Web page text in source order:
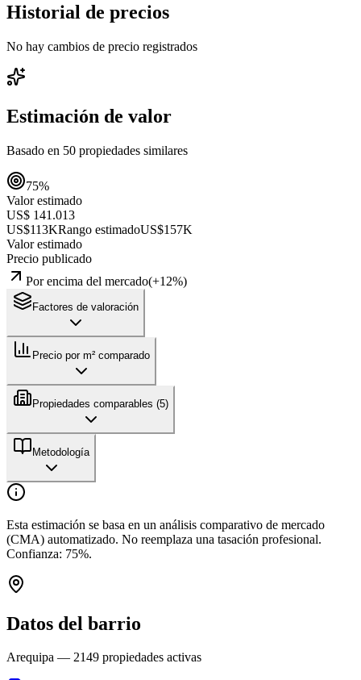
Historial de precios
No hay cambios de precio registrados
Estimación de valor
Basado en 50 propiedades similares
75%
Valor estimado
US$ 141.013
US$113KRango estimadoUS$157K
Valor estimado
Precio publicado
Por encima del mercado(+12%)
Factores de valoración
Precio por m² comparado
Propiedades comparables (5)
Metodología
Esta estimación se basa en un análisis comparativo de mercado
(CMA) automatizado. No reemplaza una tasación profesional.
Confianza: 75%.
Datos del barrio
Arequipa — 2149 propiedades activas